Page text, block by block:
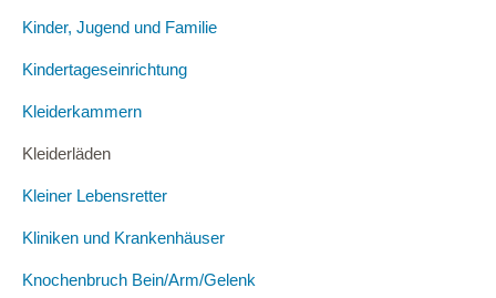
Kinder, Jugend und Familie
Kindertageseinrichtung
Kleiderkammern
Kleiderläden
Kleiner Lebensretter
Kliniken und Krankenhäuser
Knochenbruch Bein/Arm/Gelenk